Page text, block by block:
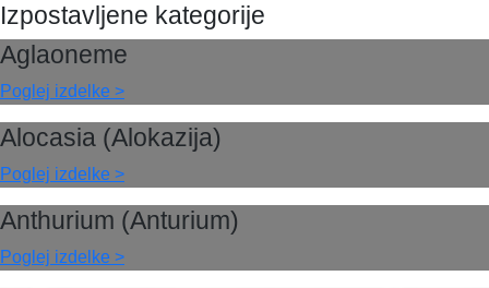
Izpostavljene kategorije
Aglaoneme
Poglej izdelke >
Alocasia (Alokazija)
Poglej izdelke >
Anthurium (Anturium)
Poglej izdelke >